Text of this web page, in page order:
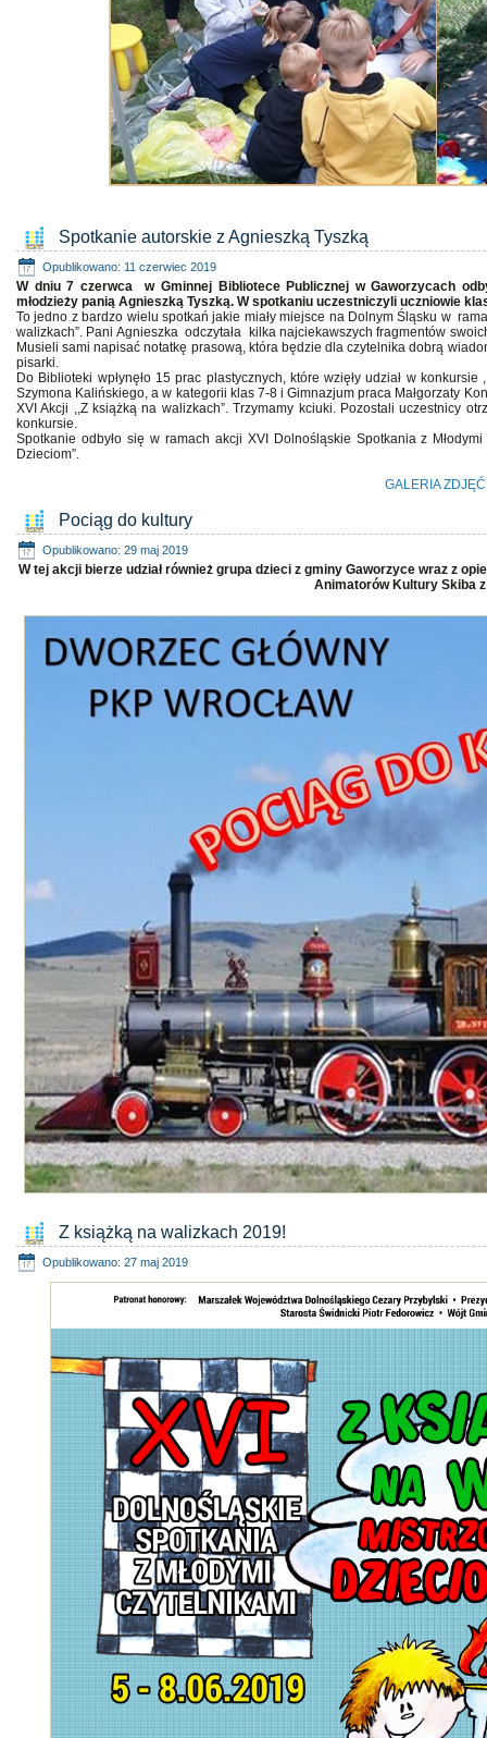
Spotkanie autorskie z Agnieszką Tyszką
Opublikowano: 11 czerwiec 2019
W dniu 7 czerwca w Gminnej Bibliotece Publicznej w Gaworzycach
młodzieży panią Agnieszką Tyszką. W spotkaniu uczestniczyli uczniowie
To jedno z bardzo wielu spotkań jakie miały miejsce na Dolnym Śląsku w
walizkach”. Pani Agnieszka odczytała kilka najciekawszych fragmentów
Musieli sami napisać notatkę prasową, która będzie dla czytelnika dobrą
pisarki.
Do Biblioteki wpłynęło 15 prac plastycznych, które wzięły udział w
Szymona Kalińskiego, a w kategorii klas 7-8 i Gimnazjum praca Małgorzaty
XVI Akcji ,,Z książką na walizkach”. Trzymamy kciuki. Pozostali uczestnicy
konkursie.
Spotkanie odbyło się w ramach akcji XVI Dolnośląskie Spotkania z
Dzieciom”.
GALERIA ZDJĘĆ
Pociąg do kultury
Opublikowano: 29 maj 2019
W tej akcji bierze udział również grupa dzieci z gminy Gaworzyce wraz z
Animatorów Kultury Skiba z
Z książką na walizkach 2019!
Opublikowano: 27 maj 2019